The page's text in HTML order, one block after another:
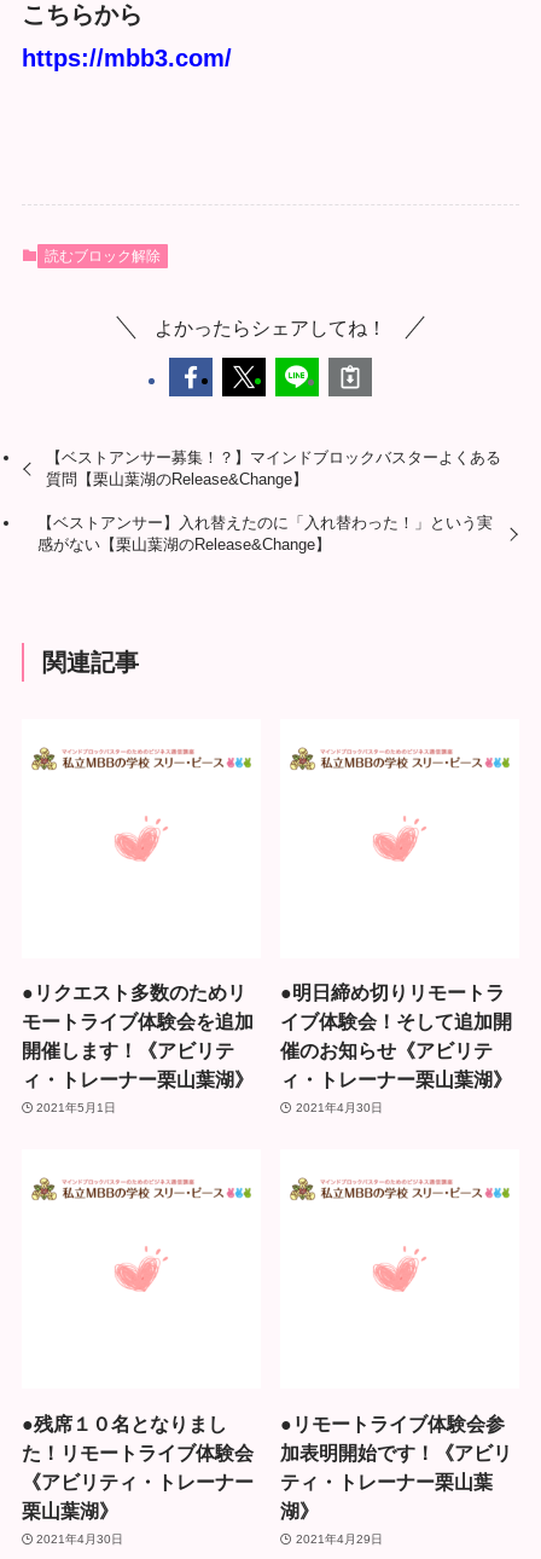
こちらから
https://mbb3.com/
読むブロック解除
よかったらシェアしてね！
【ベストアンサー募集！？】マインドブロックバスターよくある
質問【栗山葉湖のRelease&Change】
【ベストアンサー】入れ替えたのに「入れ替わった！」という実
感がない【栗山葉湖のRelease&Change】
関連記事
●リクエスト多数のためリ
モートライブ体験会を追加
開催します！《アビリテ
ィ・トレーナー栗山葉湖》
2021年5月1日
●明日締め切りリモートラ
イブ体験会！そして追加開
催のお知らせ《アビリテ
ィ・トレーナー栗山葉湖》
2021年4月30日
●残席１０名となりまし
た！リモートライブ体験会
《アビリティ・トレーナー
栗山葉湖》
2021年4月30日
●リモートライブ体験会参
加表明開始です！《アビリ
ティ・トレーナー栗山葉
湖》
2021年4月29日